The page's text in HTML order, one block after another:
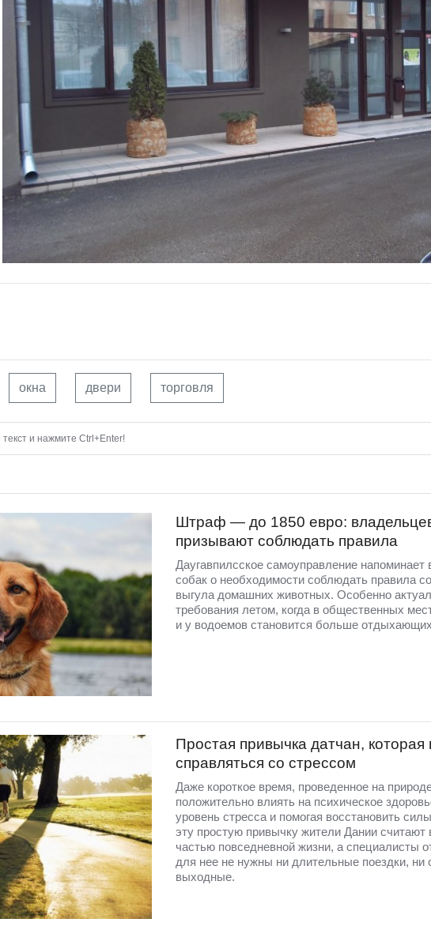
окна двери торговля
и нажмите Ctrl+Enter!
Штраф — до 1850 евро:
призывают соблюдать правила
Даугавпилсское самоуправление
собак о необходимости соблюдать правила
выгула домашних животных. Особенно
требования летом, когда в общественных
и у водоемов становится больше
Простая привычка датчан, которая
справляться со стрессом
Даже короткое время, проведенное на
положительно влиять на психическое
уровень стресса и помогая восстановить
эту простую привычку жители Дании считают
частью повседневной жизни, а специалисты
для нее не нужны ни длительные поездки, ни
выходные.